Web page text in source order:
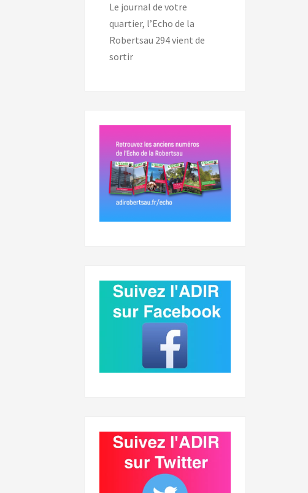
Le journal de votre
quartier, l’Echo de la
Robertsau 294 vient de
sortir